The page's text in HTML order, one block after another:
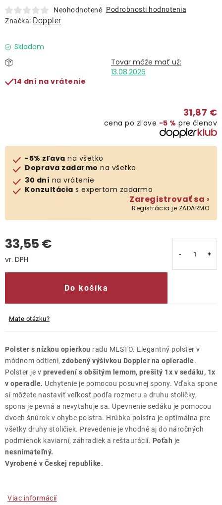
Predávané značky
Klub výhod
Kontakty
Neohodnotené Podrobnosti hodnotenia
Značka: Doppler
Skladom
13.08.2026
14 dní na vrátenie
31,87 €
cena po zľave −5 % pre členov
-5% zľava na všetko
Doprava zadarmo na všetko
30 dní na vrátenie
Konzultácia s expertom zadarmo
Zaregistrovať sa ›
Registrácia je ZADARMO
33,55 €
Do košíka
Mate otázku?
Polster s nízkou opierkou radu MESTO. Elegantný polster v
módnom odtieni, zdobený výšivkou Doppler na opieradle.
Polster je v prevedení s obšitým lemom, prešitý 1x v sedáku, 1x
v operadle. Uchytenie je pomocou posuvnej spony. Vďaka spone
si môžete nastaviť veľkosť podľa rozmeru a druhu stoličky,
spona je pevná a nevytahuje sa. Upevnenie sedáku je pomocou
dvoch šnúrok v ohybe polstra. Hrúbka polstra je optimálna pre
všetky druhy stoličiek. Prevedenie je vhodné aj do náročných
podmienok kaviarní, záhradiek a reštaurácií. Poťah je
nesnímateľný.
Vyrobené v Českej republike.
Viac informácií